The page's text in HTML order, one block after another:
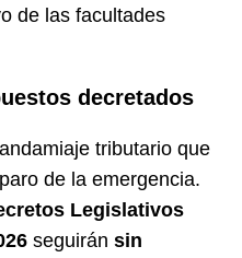
de las facultades
decretados
tributario que
de la emergencia.
Legislativos
seguirán sin